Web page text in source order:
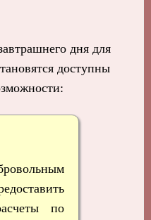
дня для
доступны
по